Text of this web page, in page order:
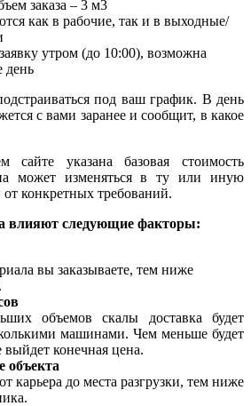
заказа – 3 м3
как в рабочие, так и в выходные/
утром (до 10:00), возможна
день
под ваш график. В день
с вами заранее и сообщит, в какое
указана базовая стоимость
может изменяться в ту или иную
конкретных требований.
влияют следующие факторы:
вы заказываете, тем ниже
объемов скалы доставка будет
машинами. Чем меньше будет
конечная цена.
объекта
карьера до места разгрузки, тем ниже